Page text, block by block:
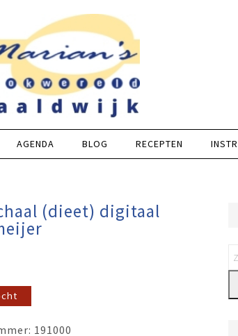
AGENDA BLOG RECEPTEN
(dieet) digitaal
191000